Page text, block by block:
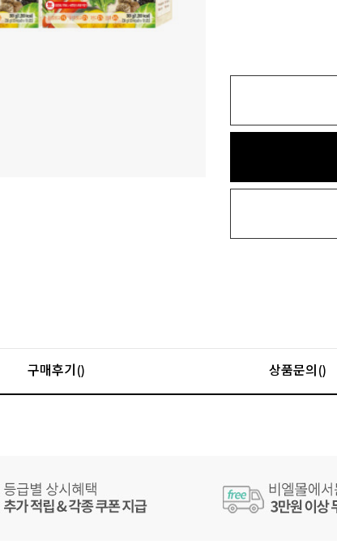
구매후기() 상품문의()